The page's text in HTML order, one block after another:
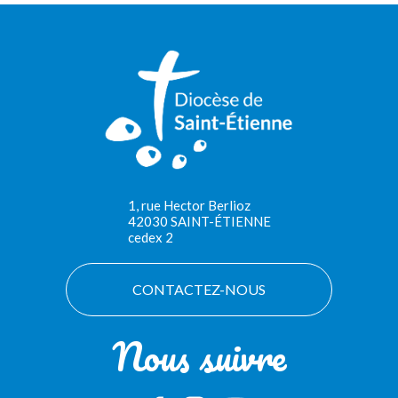
1, rue Hector Berlioz
42030 SAINT-ÉTIENNE
cedex 2
Nous suivre
CONTACTEZ-NOUS